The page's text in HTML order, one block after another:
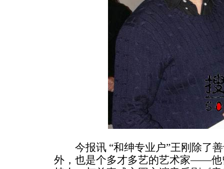
今报讯 “和绅专业户”王刚除了善
外，也是个多才多艺的艺术家——他